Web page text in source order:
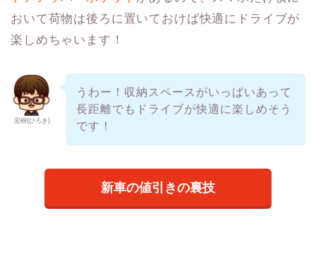
おいて荷物は後ろに置いておけば快適にドライブが
楽しめちゃいます！
宏樹(ひろき)
うわー！収納スペースがいっぱいあって
長距離でもドライブが快適に楽しめそう
です！
新車の値引きの裏技